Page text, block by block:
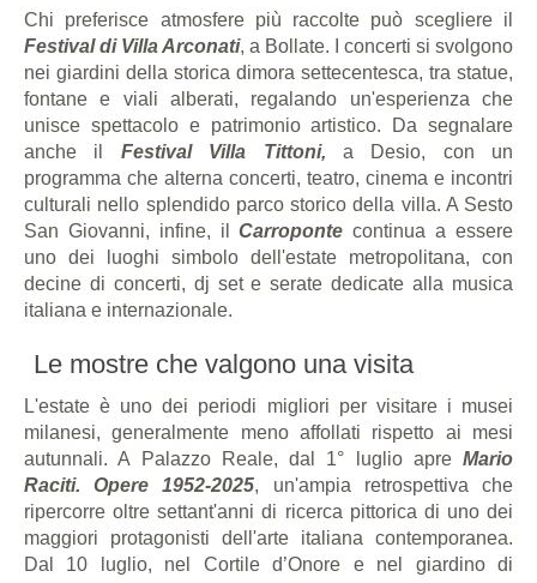
Chi preferisce atmosfere più raccolte può scegliere il
Festival di Villa Arconati, a Bollate. I concerti si svolgono
nei giardini della storica dimora settecentesca, tra statue,
fontane e viali alberati, regalando un'esperienza che
unisce spettacolo e patrimonio artistico. Da segnalare
anche il Festival Villa Tittoni, a Desio, con un
programma che alterna concerti, teatro, cinema e incontri
culturali nello splendido parco storico della villa. A Sesto
San Giovanni, infine, ilCarropontecontinua a essere
uno dei luoghi simbolo dell'estate metropolitana, con
decine di concerti, dj set e serate dedicate alla musica
italiana e internazionale.
Le mostre che valgono una visita
L'estate è uno dei periodi migliori per visitare i musei
milanesi, generalmente meno affollati rispetto ai mesi
autunnali. A Palazzo Reale, dal 1° luglio apre Mario
Raciti. Opere 1952-2025, un'ampia retrospettiva che
ripercorre oltre settant'anni di ricerca pittorica di uno dei
maggiori protagonisti dell'arte italiana contemporanea.
Dal 10 luglio, nel Cortile d’Onore e nel giardino di